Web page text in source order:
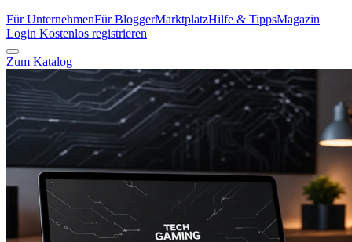
Für UnternehmenFür BloggerMarktplatzHilfe & TippsMagazin
Login Kostenlos registrieren
Zum Katalog